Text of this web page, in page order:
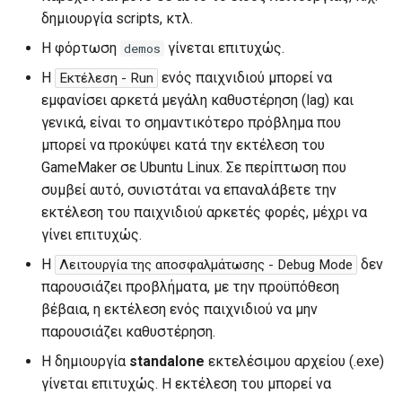
δημιουργία scripts, κτλ.
Η φόρτωση demos γίνεται επιτυχώς.
Η
Εκτέλεση - Run ενός παιχνιδιού μπορεί να
εμφανίσει αρκετά μεγάλη καθυστέρηση (lag) και
γενικά, είναι το σημαντικότερο πρόβλημα που
μπορεί να προκύψει κατά την εκτέλεση του
GameMaker σε Ubuntu Linux. Σε περίπτωση που
συμβεί αυτό, συνιστάται να επαναλάβετε την
εκτέλεση του παιχνιδιού αρκετές φορές, μέχρι να
γίνει επιτυχώς.
Η
Λειτουργία της αποσφαλμάτωσης - Debug Mode δεν
παρουσιάζει προβλήματα, με την προϋπόθεση
βέβαια, η εκτέλεση ενός παιχνιδιού να μην
παρουσιάζει καθυστέρηση.
Η δημιουργία standalone εκτελέσιμου αρχείου (.exe)
γίνεται επιτυχώς. Η εκτέλεση του μπορεί να